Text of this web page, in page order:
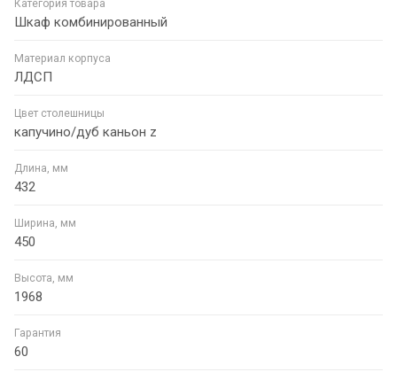
Категория товара
Шкаф комбинированный
Материал корпуса
ЛДСП
Цвет столешницы
капучино/дуб каньон z
Длина, мм
432
Ширина, мм
450
Высота, мм
1968
Гарантия
60